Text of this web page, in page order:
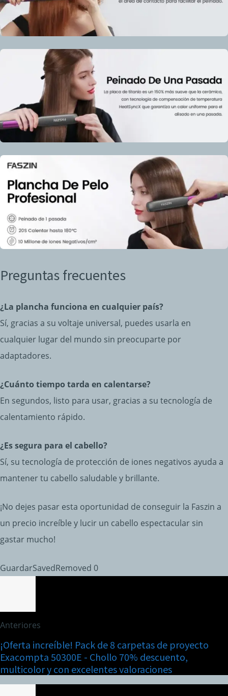
Preguntas frecuentes
¿La plancha funciona en cualquier país?
Sí, gracias a su voltaje universal, puedes usarla en
cualquier lugar del mundo sin preocuparte por
adaptadores.
¿Cuánto tiempo tarda en calentarse?
En segundos, listo para usar, gracias a su tecnología de
calentamiento rápido.
¿Es segura para el cabello?
Sí, su tecnología de protección de iones negativos ayuda a
mantener tu cabello saludable y brillante.
¡No dejes pasar esta oportunidad de conseguir la Faszin a
un precio increíble y lucir un cabello espectacular sin
gastar mucho!
GuardarSavedRemoved 0
Anteriores
¡Oferta increíble! Pack de 8 carpetas de proyecto
Exacompta 50300E - Chollo 70% descuento,
multicolor y con excelentes valoraciones